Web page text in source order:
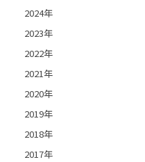
2024年
2023年
2022年
2021年
2020年
2019年
2018年
2017年